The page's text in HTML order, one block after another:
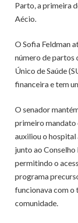
Parto, a primeira
Aécio.
O Sofia Feldman
número de partos
Único de Saúde
financeira e tem
O senador
primeiro mandato
auxiliou o
junto ao
permitindo o
programa
funcionava com o
comunidade.